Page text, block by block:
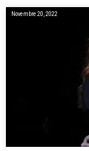
Novembre 20, 2022